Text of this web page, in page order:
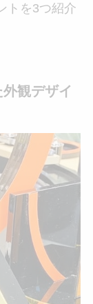
トを3つ紹介
観デザイ